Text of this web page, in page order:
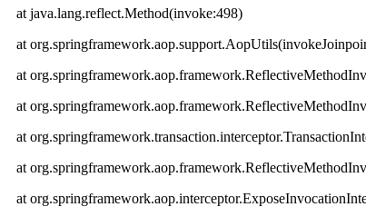
at java.lang.reflect.Method(invoke:498)
at
at
at
at
at
at